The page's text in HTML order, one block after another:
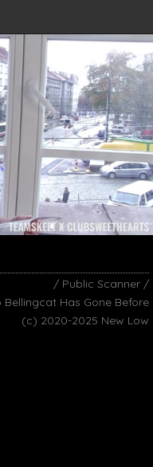
/ Public Scanner /
Bellingcat Has Gone Before
(c) 2020-2025 New Low